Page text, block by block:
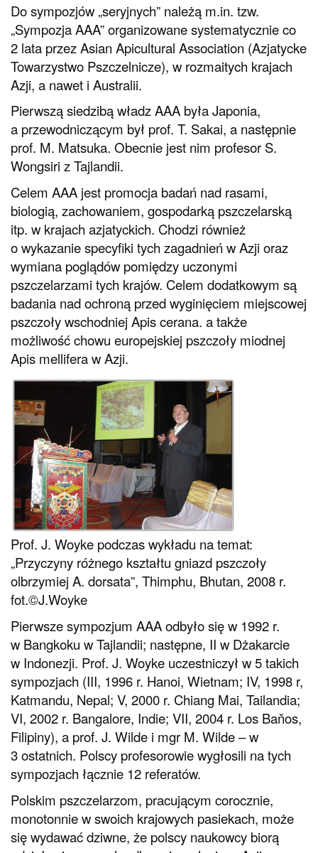
Do sympozjów „seryjnych” należą m.in. tzw.
„Sympozja AAA” organizowane systematycznie co
2 lata przez Asian Apicultural Association (Azjatycke
Towarzystwo Pszczelnicze), w rozmaitych krajach
Azji, a nawet i Australii.
Pierwszą siedzibą władz AAA była Japonia,
a przewodniczącym był prof. T. Sakai, a następnie
prof. M. Matsuka. Obecnie jest nim profesor S.
Wongsiri z Tajlandii.
Celem AAA jest promocja badań nad rasami,
biologią, zachowaniem, gospodarką pszczelarską
itp. w krajach azjatyckich. Chodzi również
o wykazanie specyfiki tych zagadnień w Azji oraz
wymiana poglądów pomiędzy uczonymi
pszczelarzami tych krajów. Celem dodatkowym są
badania nad ochroną przed wyginięciem miejscowej
pszczoły wschodniej Apis cerana. a także
możliwość chowu europejskiej pszczoły miodnej
Apis mellifera w Azji.
Prof. J. Woyke podczas wykładu na temat:
„Przyczyny różnego kształtu gniazd pszczoły
olbrzymiej A. dorsata”, Thimphu, Bhutan, 2008 r.
fot.©J.Woyke
Pierwsze sympozjum AAA odbyło się w 1992 r.
w Bangkoku w Tajlandii; następne, II w Dżakarcie
w Indonezji. Prof. J. Woyke uczestniczył w 5 takich
sympozjach (III, 1996 r. Hanoi, Wietnam; IV, 1998 r,
Katmandu, Nepal; V, 2000 r. Chiang Mai, Tailandia;
VI, 2002 r. Bangalore, Indie; VII, 2004 r. Los Baňos,
Filipiny), a prof. J. Wilde i mgr M. Wilde – w
3 ostatnich. Polscy profesorowie wygłosili na tych
sympozjach łącznie 12 referatów.
Polskim pszczelarzom, pracującym corocznie,
monotonnie w swoich krajowych pasiekach, może
się wydawać dziwne, że polscy naukowcy biorą